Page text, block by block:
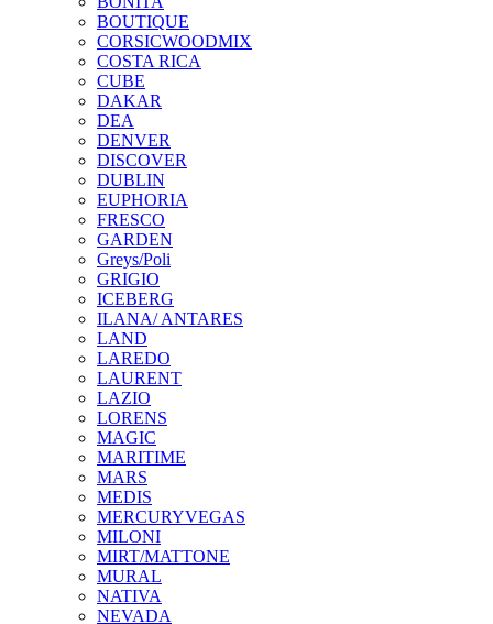
BOUTIQUE
CORSICWOODMIX
COSTA RICA
CUBE
DAKAR
DEA
DENVER
DISCOVER
DUBLIN
EUPHORIA
FRESCO
GARDEN
Greys/Poli
GRIGIO
ICEBERG
ILANA/ ANTARES
LAND
LAREDO
LAURENT
LAZIO
LORENS
MAGIC
MARITIME
MARS
MEDIS
MERCURYVEGAS
MILONI
MIRT/MATTONE
MURAL
NATIVA
NEVADA